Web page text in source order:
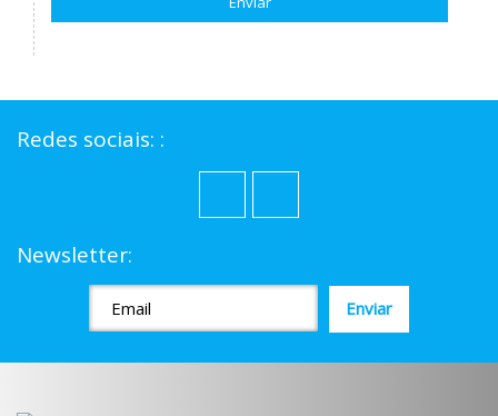
Redes sociais: :
Newsletter: